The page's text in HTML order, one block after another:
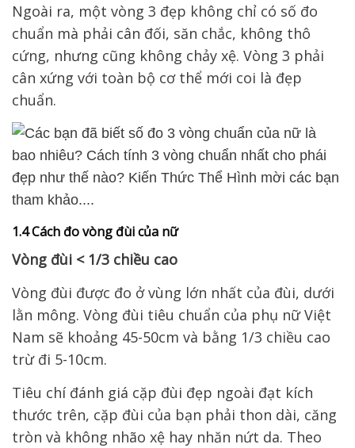
Ngoài ra, một vòng 3 đẹp không chỉ có số đo
chuẩn mà phải cân đối, săn chắc, không thô
cứng, nhưng cũng không chảy xệ. Vòng 3 phải
cân xứng với toàn bộ cơ thể mới coi là đẹp
chuẩn.
1.4 Cách đo vòng đùi của nữ
Vòng đùi < 1/3 chiều cao
Vòng đùi được đo ở vùng lớn nhất của đùi, dưới
lằn mông. Vòng đùi tiêu chuẩn của phụ nữ Việt
Nam sẽ khoảng 45-50cm và bằng 1/3 chiều cao
trừ đi 5-10cm.
Tiêu chí đánh giá cặp đùi đẹp ngoài đạt kích
thước trên, cặp đùi của bạn phải thon dài, căng
tròn và không nhão xệ hay nhăn nứt da. Theo